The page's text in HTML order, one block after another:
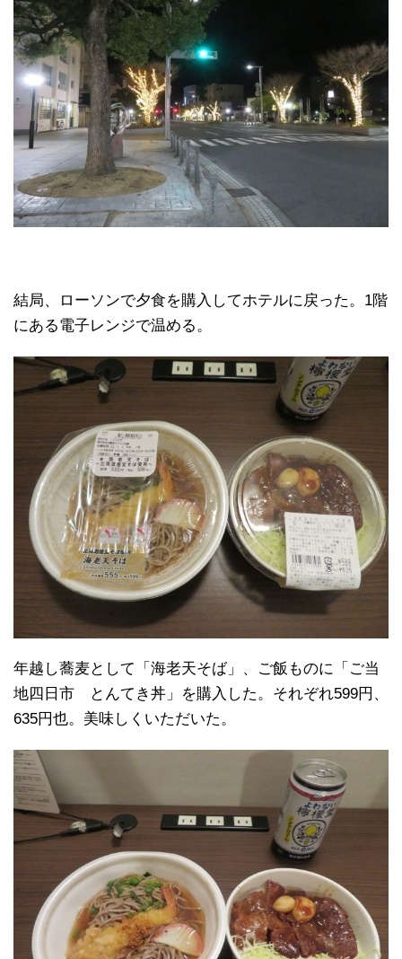
結局、ローソンで夕食を購入してホテルに戻った。1階
にある電子レンジで温める。
年越し蕎麦として「海老天そば」、ご飯ものに「ご当
地四日市 とんてき丼」を購入した。それぞれ599円、
635円也。美味しくいただいた。